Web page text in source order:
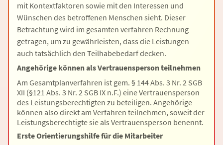
mit Kontextfaktoren sowie mit den Interessen und
Wünschen des betroffenen Menschen sieht. Dieser
Betrachtung wird im gesamten verfahren Rechnung
getragen, um zu gewährleisten, dass die Leistungen
auch tatsächlich den Teilhabebedarf decken.
Angehörige können als Vertrauensperson teilnehmen
Am Gesamtplanverfahren ist gem. § 144 Abs. 3 Nr. 2 SGB
XII (§121 Abs. 3 Nr. 2 SGB IX n.F.) eine Vertrauensperson
des Leistungsberechtigten zu beteiligen. Angehörige
können also direkt am Verfahren teilnehmen, soweit der
Leistungsberechtigte sie als Vertrauensperson benennt.
Erste Orientierungshilfe für die Mitarbeiter